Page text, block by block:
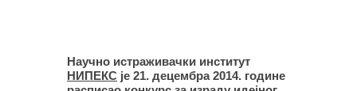
Научно истраживачки институт
НИПЕКС је 21. децембра 2014. године